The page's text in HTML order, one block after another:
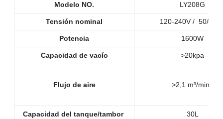
Modelo NO. LY208G
Tensión nominal 120-240V / 50/
Potencia 1600W
Capacidad de vacío >20kpa
Flujo de aire >2,1 m³/min
Capacidad del tanque/tambor 30L